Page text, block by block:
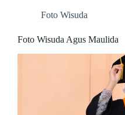
Foto Wisuda
Foto Wisuda Agus Maulida